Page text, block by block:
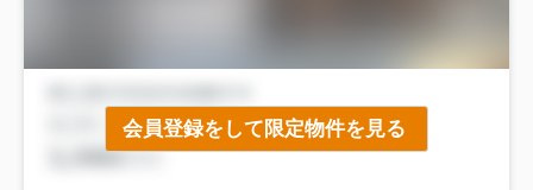
会員登録をして限定物件を見る